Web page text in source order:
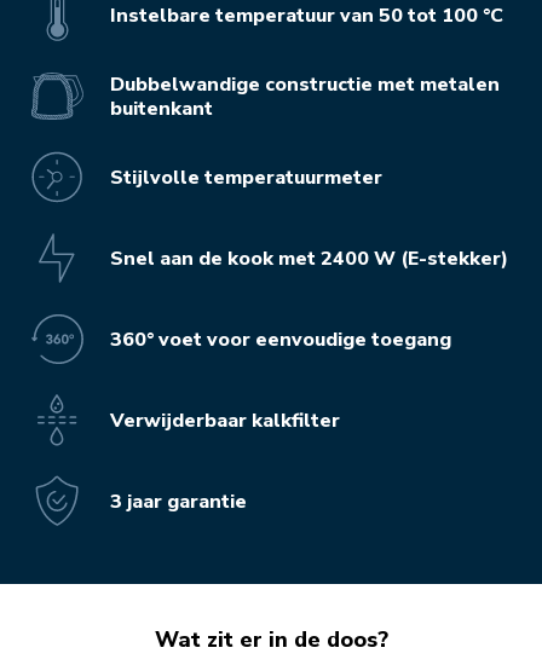
Instelbare temperatuur van 50 tot 100 °C
Dubbelwandige constructie met metalen
buitenkant
Stijlvolle temperatuurmeter
Snel aan de kook met 2400 W (E-stekker)
360° voet voor eenvoudige toegang
Verwijderbaar kalkfilter
3 jaar garantie
Wat zit er in de doos?